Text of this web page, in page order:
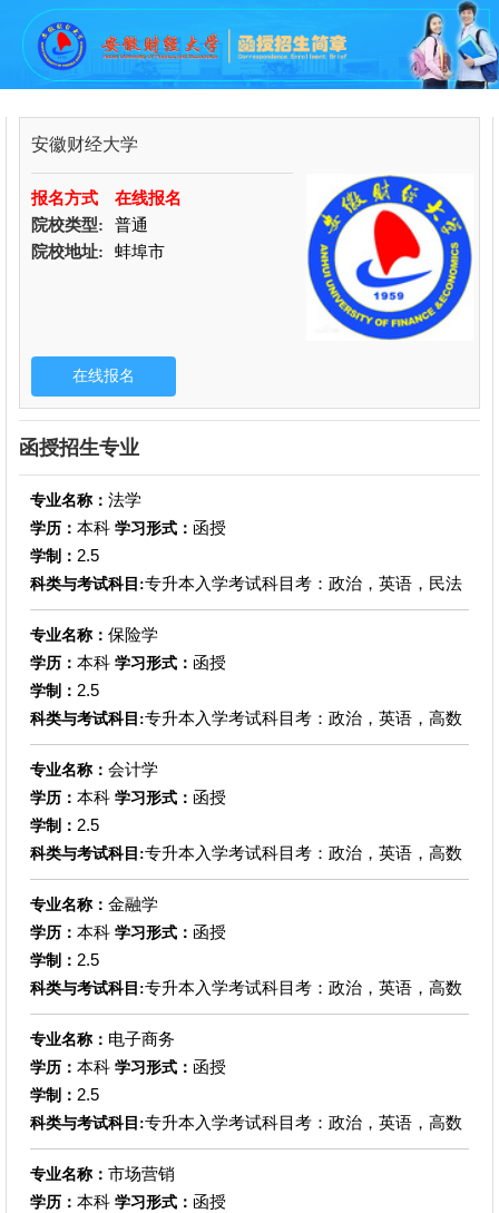
安徽财经大学
报名方式
在线报名
院校类型:
普通
院校地址:
蚌埠市
函授招生专业
专业名称： 法学
学历： 本科 学习形式： 函授
学制： 2.5
科类与考试科目:专升本入学考试科目考：政治，英语，民法
专业名称： 保险学
学历： 本科 学习形式： 函授
学制： 2.5
科类与考试科目:专升本入学考试科目考：政治，英语，高数
专业名称： 会计学
学历： 本科 学习形式： 函授
学制： 2.5
科类与考试科目:专升本入学考试科目考：政治，英语，高数
专业名称： 金融学
学历： 本科 学习形式： 函授
学制： 2.5
科类与考试科目:专升本入学考试科目考：政治，英语，高数
专业名称： 电子商务
学历： 本科 学习形式： 函授
学制： 2.5
科类与考试科目:专升本入学考试科目考：政治，英语，高数
专业名称： 市场营销
学历： 本科 学习形式： 函授